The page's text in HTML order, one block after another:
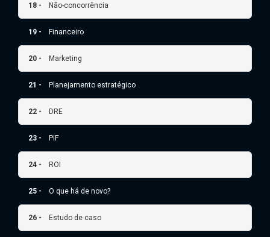
18 - Não-concorrência
19 - Financeiro
20 - Marketing
21 - Planejamento estratégico
22 - DRE
23 - PIF
24 - ROI
25 - O que há de novo?
26 - Estudo de caso